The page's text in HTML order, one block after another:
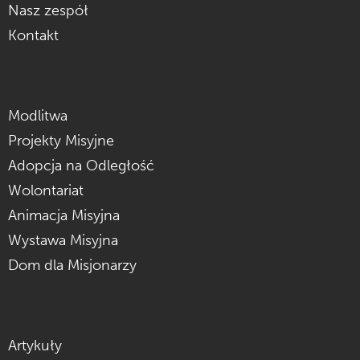
Nasz zespół
Kontakt
Modlitwa
Projekty Misyjne
Adopcja na Odległość
Wolontariat
Animacja Misyjna
Wystawa Misyjna
Dom dla Misjonarzy
Artykuły